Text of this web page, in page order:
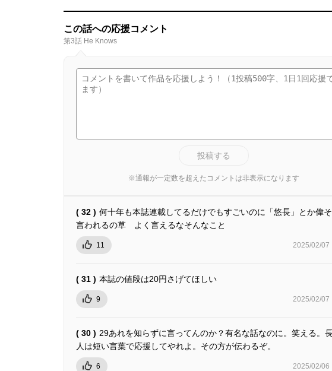
この話への応援コメント
第3話 He Knows
投稿する
※通報が一定数を超えたコメントは非表示になります
( 32 ) 何十年も本誌連載してるだけでもすごいのに「悠長」とか偉
言われるの草 よく言えるなそんなこと
11 2025/02/07
( 31 ) 本誌の値段は20円さげてほしい
9 2025/02/07
( 30 ) 29あれを知らずに言ってんのか？有名な話なのに。笑える。
人は短い言葉で応援してやれよ。その方が伝わるぞ。
6 2025/02/06